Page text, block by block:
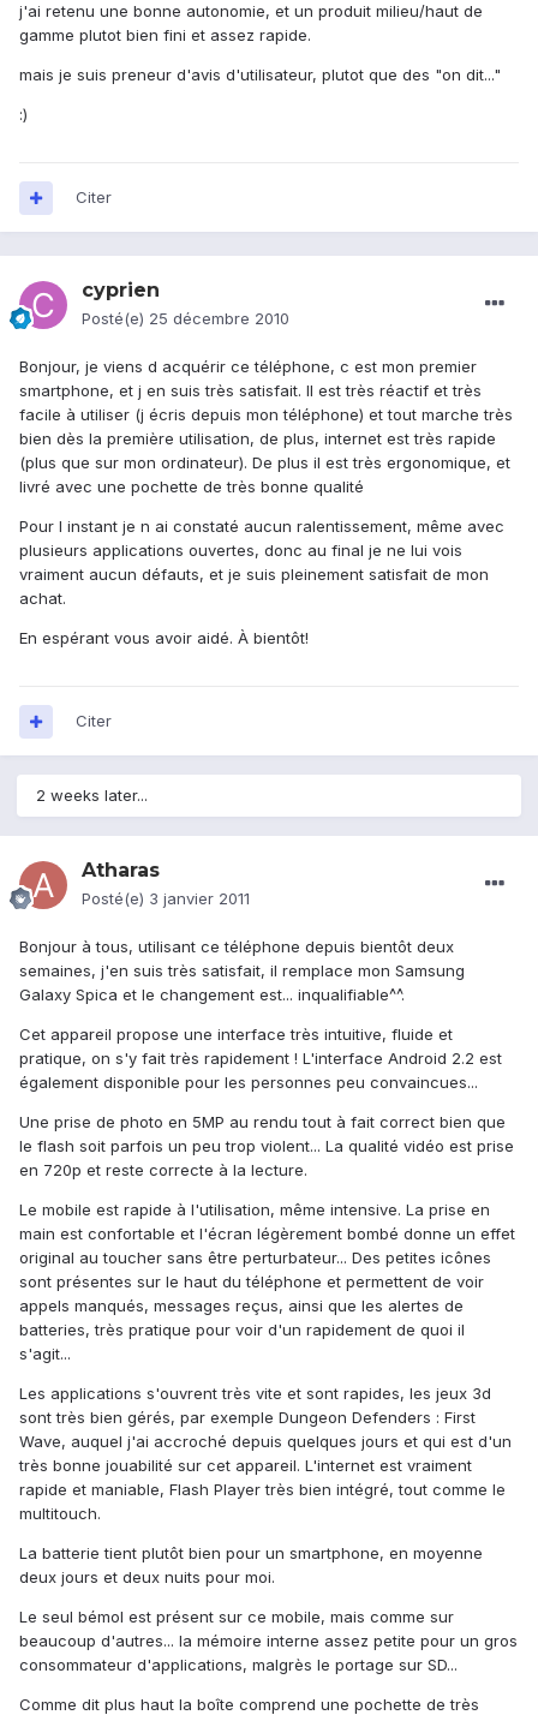
j'ai retenu une bonne autonomie, et un produit milieu/haut de
gamme plutot bien fini et assez rapide.
mais je suis preneur d'avis d'utilisateur, plutot que des "on dit..."
:)
Citer
cyprien
Posté(e) 25 décembre 2010
Bonjour, je viens d acquérir ce téléphone, c est mon premier
smartphone, et j en suis très satisfait. Il est très réactif et très
facile à utiliser (j écris depuis mon téléphone) et tout marche très
bien dès la première utilisation, de plus, internet est très rapide
(plus que sur mon ordinateur). De plus il est très ergonomique, et
livré avec une pochette de très bonne qualité
Pour l instant je n ai constaté aucun ralentissement, même avec
plusieurs applications ouvertes, donc au final je ne lui vois
vraiment aucun défauts, et je suis pleinement satisfait de mon
achat.
En espérant vous avoir aidé. À bientôt!
Citer
2 weeks later...
Atharas
Posté(e) 3 janvier 2011
Bonjour à tous, utilisant ce téléphone depuis bientôt deux
semaines, j'en suis très satisfait, il remplace mon Samsung
Galaxy Spica et le changement est... inqualifiable^^.
Cet appareil propose une interface très intuitive, fluide et
pratique, on s'y fait très rapidement ! L'interface Android 2.2 est
également disponible pour les personnes peu convaincues...
Une prise de photo en 5MP au rendu tout à fait correct bien que
le flash soit parfois un peu trop violent... La qualité vidéo est prise
en 720p et reste correcte à la lecture.
Le mobile est rapide à l'utilisation, même intensive. La prise en
main est confortable et l'écran légèrement bombé donne un effet
original au toucher sans être perturbateur... Des petites icônes
sont présentes sur le haut du téléphone et permettent de voir
appels manqués, messages reçus, ainsi que les alertes de
batteries, très pratique pour voir d'un rapidement de quoi il
s'agit...
Les applications s'ouvrent très vite et sont rapides, les jeux 3d
sont très bien gérés, par exemple Dungeon Defenders : First
Wave, auquel j'ai accroché depuis quelques jours et qui est d'un
très bonne jouabilité sur cet appareil. L'internet est vraiment
rapide et maniable, Flash Player très bien intégré, tout comme le
multitouch.
La batterie tient plutôt bien pour un smartphone, en moyenne
deux jours et deux nuits pour moi.
Le seul bémol est présent sur ce mobile, mais comme sur
beaucoup d'autres... la mémoire interne assez petite pour un gros
consommateur d'applications, malgrès le portage sur SD...
Comme dit plus haut la boîte comprend une pochette de très